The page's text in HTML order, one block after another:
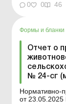
Европейский
0 0 46
Формы и бланки
Отчет о
№ 24-сг
Нормативно-
от